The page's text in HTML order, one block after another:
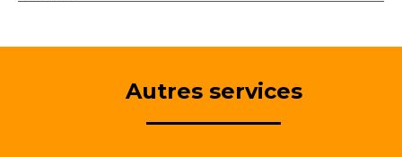
Autres services